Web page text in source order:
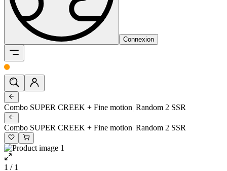
Connexion
Combo SUPER CREEK + Fine motion| Random 2 SSR
Combo SUPER CREEK + Fine motion| Random 2 SSR
1 / 1